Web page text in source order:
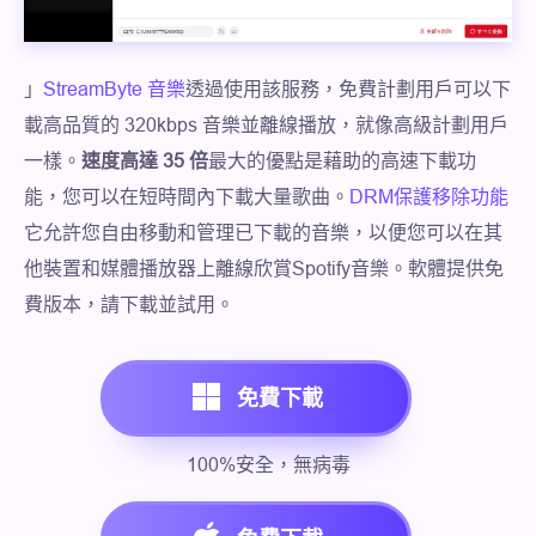
」 StreamByte 音樂透過使用該服務，免費計劃用戶可以下
載高品質的 320kbps 音樂並離線播放，就像高級計劃用戶
一樣。 速度高達 35 倍最大的優點是藉助的高速下載功
能，您可以在短時間內下載大量歌曲。 DRM保護移除功能
它允許您自由移動和管理已下載的音樂，以便您可以在其
他裝置和媒體播放器上離線欣賞Spotify音樂。軟體提供免
費版本，請下載並試用。
免費下載
100%安全，無病毒